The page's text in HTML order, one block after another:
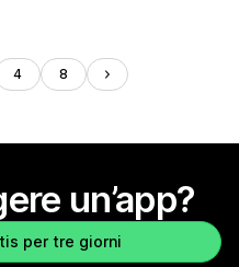
4 8
un’app?
per tre giorni